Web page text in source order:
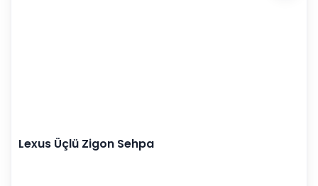
Lexus Üçlü Zigon Sehpa